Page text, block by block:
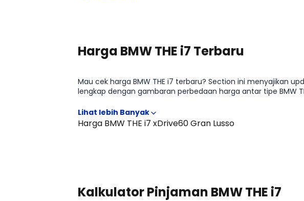
Harga BMW THE i7 Terbaru
Mau cek harga BMW THE i7 terbaru? Section ini menyajikan
lengkap dengan gambaran perbedaan harga antar tipe BMW
Harga BMW THE i7 xDrive60 Gran Lusso
Kalkulator Pinjaman BMW THE i7